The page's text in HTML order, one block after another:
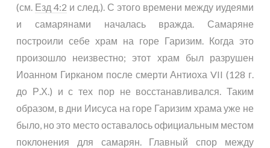
(см. Езд 4:2 и след.). С этого времени между иудеями
и самарянами началась вражда. Самаряне
построили себе храм на горе Гаризим. Когда это
произошло неизвестно; этот храм был разрушен
Иоанном Гирканом после смерти Антиоха VII (128 г.
до Р.Х.) и с тех пор не восстанавливался. Таким
образом, в дни Иисуса на горе Гаризим храма уже не
было, но это место оставалось официальным местом
поклонения для самарян. Главный спор между